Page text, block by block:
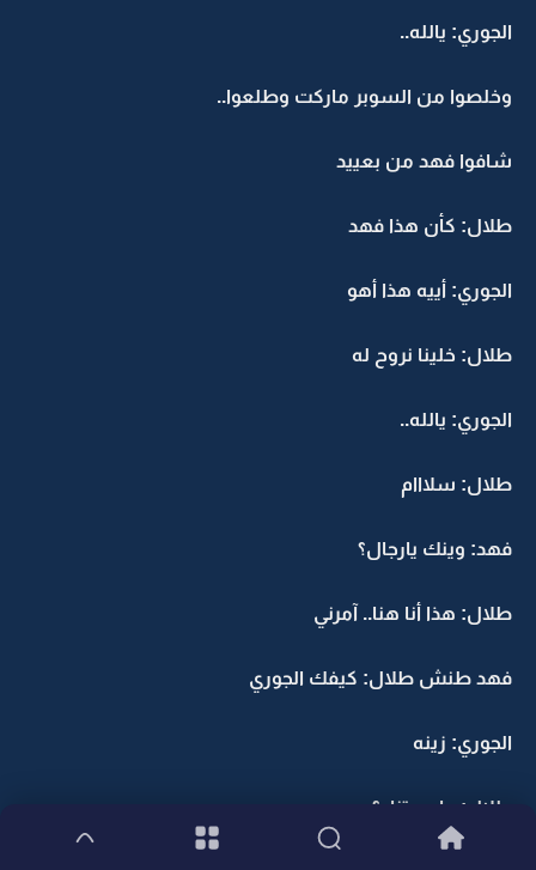
الجوري: يالله..
وخلصوا من السوبر ماركت وطلعوا..
شافوا فهد من بعييد
طلال: كأن هذا فهد
الجوري: أييه هذا أهو
طلال: خلينا نروح له
الجوري: يالله..
طلال: سلااام
فهد: وينك يارجال؟
طلال: هذا أنا هنا.. آمرني
فهد طنش طلال: كيفك الجوري
الجوري: زينه
طلال: جاو بيتنا..؟